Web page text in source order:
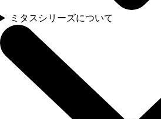
ミタスシリーズについて